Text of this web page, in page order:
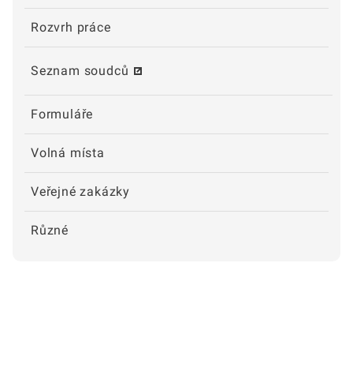
Rozvrh práce
Seznam soudců
Formuláře
Volná místa
Veřejné zakázky
Různé